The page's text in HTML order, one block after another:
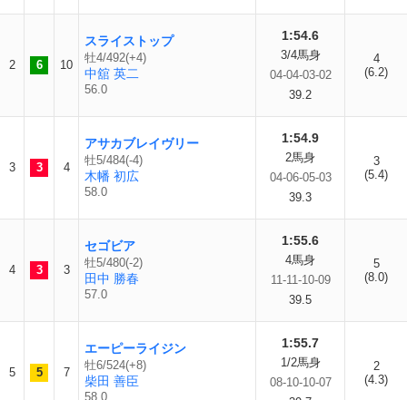
2 6 10
スライストップ
牡4/492(+4)
中舘 英二
56.0
1:54.6
3/4馬身
04-04-03-02
39.2
4
(6.2)
3 3 4
アサカブレイヴリー
牡5/484(-4)
木幡 初広
58.0
1:54.9
2馬身
04-06-05-03
39.3
3
(5.4)
4 3 3
セゴビア
牡5/480(-2)
田中 勝春
57.0
1:55.6
4馬身
11-11-10-09
39.5
5
(8.0)
5 5 7
エーピーライジン
牡6/524(+8)
柴田 善臣
58.0
1:55.7
1/2馬身
08-10-10-07
2
(4.3)